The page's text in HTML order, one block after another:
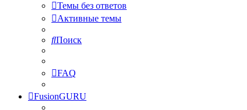
Темы без ответов
Активные темы
Поиск
FAQ
FusionGURU